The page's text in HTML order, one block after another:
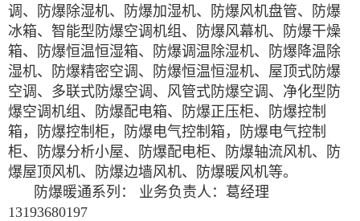
调、防爆除湿机、防爆加湿机、防爆风机盘管、防爆
冰箱、智能型防爆空调机组、防爆风幕机、防爆干燥
箱、防爆恒温恒湿箱、防爆调温除湿机、防爆降温除
湿机、防爆精密空调、防爆恒温恒湿机、屋顶式防爆
空调、多联式防爆空调、风管式防爆空调、净化型防
爆空调机组、防爆配电箱、防爆正压柜、
防爆控制
箱，防爆控制柜，防爆电气控制箱，防爆电气控制
柜、
防爆分析小屋、防爆配电柜、防爆轴流风机、防
爆屋顶风机、防爆边墙风机、防爆暖风机等。
防爆暖通系列： 业务负责人：葛经理
13193680197